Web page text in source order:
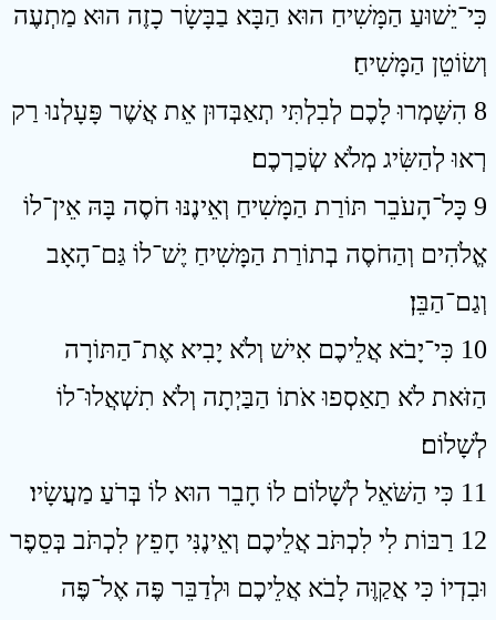
כִּי־יֵשׁוּעַ הַמָּשִׁיחַ הוּא הַבָּא בַבָּשָׂר כָזֶה הוּא מַתְעֶה
וְשׂוֹטֵן הַמָּשִׁיחַ׃
8 הִשָּׁמְרוּ לָכֶם לְבִלְתִּי תְאַבְּדוּן אֵת אֲשֶׁר פָּעָלְנוּ רַק
רְאוּ לְהַשִּׂיג מְלֹא שְׂכַרְכֶם׃
9 כָּל־הָעֹבֵר תּוֹרַת הַמָּשִׁיחַ וְאֵינֶנּוּ חֹסֶה בָּהּ אֵין־לוֹ
אֱלֹהִים וְהַחֹסֶה בְתוֹרַת הַמָּשִׁיחַ יֶשׁ־לוֹ גַּם־הָאָב
וְגַם־הַבֵּן׃
10 כִּי־יָבֹא אֲלֵיכֶם אִישׁ וְלֹא יָבִיא אֶת־הַתּוֹרָה
הַזֹּאת לֹא תַאַסְפוּ אֹתוֹ הַבַּיְתָה וְלֹא תִשְׁאֲלוּ־לוֹ
לְשָׁלוֹם׃
11 כִּי הַשֹּׁאֵל לְשָׁלוֹם לוֹ חָבֵר הוּא לוֹ בְּרֹעַ מַעֲשָׂיו׃
12 רַבּוֹת לִי לִכְתֹּב אֲלֵיכֶם וְאֵינֶנִּי חָפֵץ לִכְתֹּב בְּסֵפֶר
וּבִדְיוֹ כִּי אֲקַוֶּה לָבֹא אֲלֵיכֶם וּלְדַבֵּר פֶּה אֶל־פֶּה